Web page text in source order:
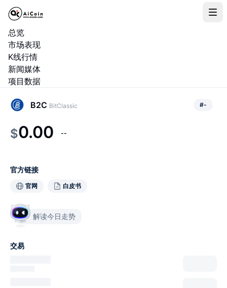
总览
市场表现
K线行情
新闻媒体
项目数据
B2C BitClassic #-
$0.00 --
官方链接
官网 白皮书
解读今日走势
交易